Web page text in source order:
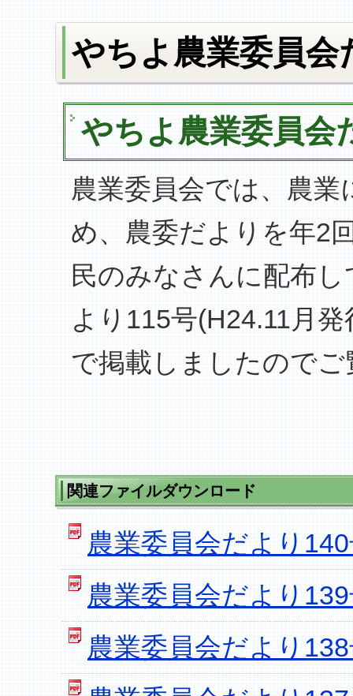
やちよ農業委員会
やちよ農業委員会
農業委員会では、農
め、農委だよりを年2
民のみなさんに配布
より115号(H24.11月
で掲載しましたので
関連ファイルダウンロード
農業委員会だより
農業委員会だより
農業委員会だより